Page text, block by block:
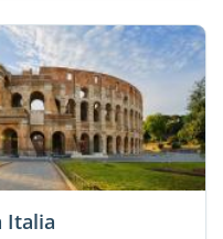
Italia